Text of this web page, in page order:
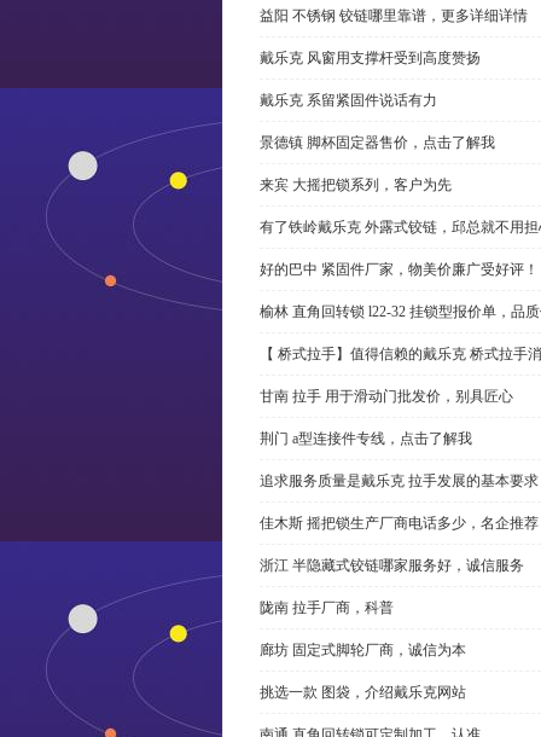
益阳 不锈钢 铰链哪里靠谱，更多详细详情
戴乐克 风窗用支撑杆受到高度赞扬
戴乐克 系留紧固件说话有力
景德镇 脚杯固定器售价，点击了解我
来宾 大摇把锁系列，客户为先
有了铁岭戴乐克 外露式铰链，邱总就不用
好的巴中 紧固件厂家，物美价廉广受好评！
榆林 直角回转锁 l22-32 挂锁型报价单，品
【 桥式拉手】值得信赖的戴乐克 桥式拉手
甘南 拉手 用于滑动门批发价，别具匠心
荆门 a型连接件专线，点击了解我
追求服务质量是戴乐克 拉手发展的基本要求
佳木斯 摇把锁生产厂商电话多少，名企推荐
浙江 半隐藏式铰链哪家服务好，诚信服务
陇南 拉手厂商，科普
廊坊 固定式脚轮厂商，诚信为本
挑选一款 图袋，介绍戴乐克网站